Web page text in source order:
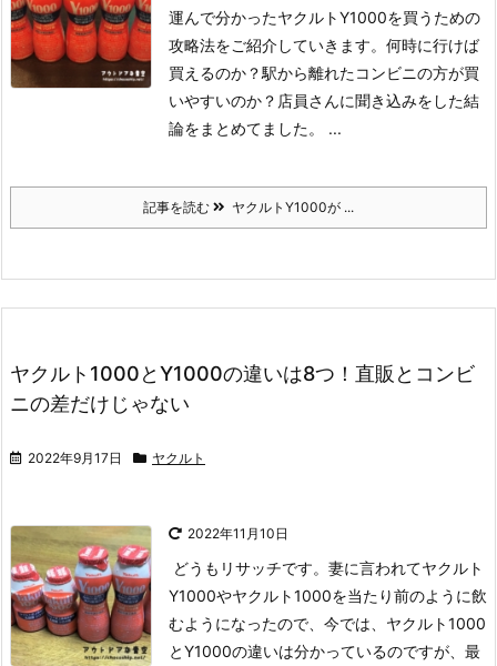
運んで分かったヤクルトY1000を買うための
攻略法をご紹介していきます。何時に行けば
買えるのか？駅から離れたコンビニの方が買
いやすいのか？店員さんに聞き込みをした結
論をまとめてました。 ...
記事を読む ヤクルトY1000が ...
ヤクルト1000とY1000の違いは8つ！直販とコンビ
ニの差だけじゃない
2022年9月17日 ヤクルト
2022年11月10日
どうもリサッチです。 妻に言われてヤクルト
Y1000やヤクルト1000を当たり前のように飲
むようになったので、 今では、ヤクルト1000
とY1000の違いは分かっているのですが、最